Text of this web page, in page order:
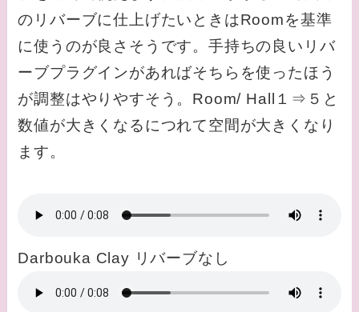
のリバーブに仕上げたいときはRoomを基準
に使うのが良さそうです。手持ちの良いリバ
ーブプラグインがあればそちらを使ったほう
が調整はやりやすそう。Room/ Hall１⇒５と
数値が大きくなるにつれて空間が大きくなり
ます。
Darbouka Clay リバーブなし